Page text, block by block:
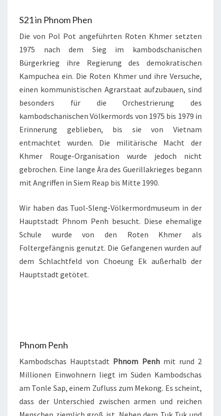
S21 in Phnom Phen
Die von Pol Pot angeführten Roten Khmer setzten
1975 nach dem Sieg im kambodschanischen
Bürgerkrieg ihre Regierung des demokratischen
Kampuchea ein. Die Roten Khmer und ihre Versuche,
einen kommunistischen Agrarstaat aufzubauen, sind
besonders für die Orchestrierung des
kambodschanischen Völkermords von 1975 bis 1979 in
Erinnerung geblieben, bis sie von Vietnam
entmachtet wurden. Die militärische Macht der
Khmer Rouge-Organisation wurde jedoch nicht
gebrochen. Eine lange Ära des Guerillakrieges begann
mit Angriffen in Siem Reap bis Mitte 1990.
Wir haben das Tuol-Sleng-Völkermordmuseum in der
Hauptstadt Phnom Penh besucht. Diese ehemalige
Schule wurde von den Roten Khmer als
Foltergefängnis genutzt. Die Gefangenen wurden auf
dem Schlachtfeld von Choeung Ek außerhalb der
Hauptstadt getötet.
Phnom Penh
Kambodschas Hauptstadt Phnom Penhmit rund 2
Millionen Einwohnern liegt im Süden Kambodschas
am Tonle Sap, einem Zufluss zum Mekong. Es scheint,
dass der Unterschied zwischen armen und reichen